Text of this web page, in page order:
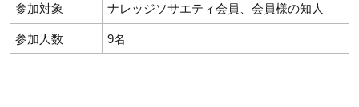
参加対象 ナレッジソサエティ会員、会員様の知人
参加人数 9名